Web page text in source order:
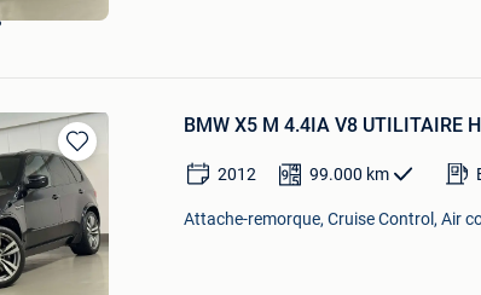
Sauvegarder
dans
Mes
Favoris
BMW X5 M 4.4IA V8 UTILITAIRE
2012 99.000 km
Attache-remorque, Cruise Control, Air